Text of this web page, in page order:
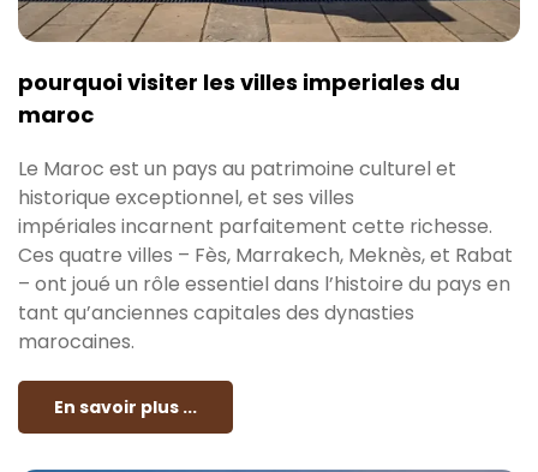
pourquoi visiter les villes imperiales du
maroc
Le Maroc est un pays au patrimoine culturel et
historique exceptionnel, et ses villes
impériales incarnent parfaitement cette richesse.
Ces quatre villes – Fès, Marrakech, Meknès, et Rabat
– ont joué un rôle essentiel dans l’histoire du pays en
tant qu’anciennes capitales des dynasties
marocaines.
En savoir plus ...